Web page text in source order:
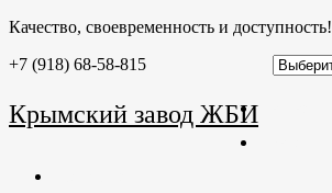
Качество, своевременность и доступность!
Крымский завод ЖБИ
+7 (918) 68-58-815